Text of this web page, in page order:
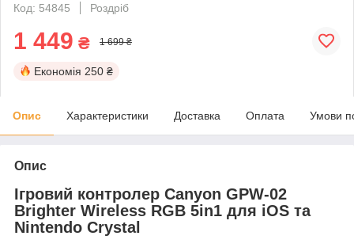
Код: 54845
Роздріб
1 449 ₴ 1 699 ₴
Економія 250 ₴
Опис Характеристики Доставка Оплата Умови
Опис
Ігровий контролер Canyon GPW-02
Brighter Wireless RGB 5in1 для iOS та
Nintendo Crystal